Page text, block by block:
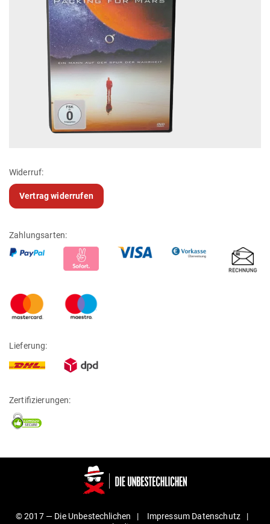
Widerruf:
Vertrag widerrufen
Zahlungsarten:
Lieferung:
Zertifizierungen:
© 2017 — Die Unbestechlichen Impressum Daten­schutz